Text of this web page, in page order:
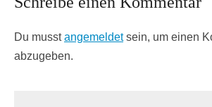
Du musstangemeldetsein, um einen
abzugeben.